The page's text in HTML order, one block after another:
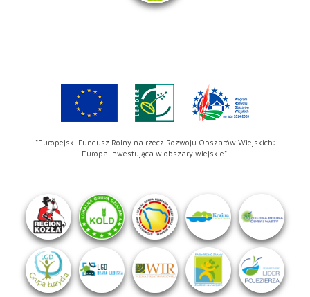
"Europejski Fundusz Rolny na rzecz Rozwoju Obszarów Wiejskich:
Europa inwestująca w obszary wiejskie".